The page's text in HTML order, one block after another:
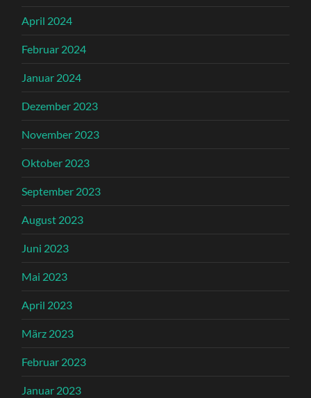
April 2024
Februar 2024
Januar 2024
Dezember 2023
November 2023
Oktober 2023
September 2023
August 2023
Juni 2023
Mai 2023
April 2023
März 2023
Februar 2023
Januar 2023